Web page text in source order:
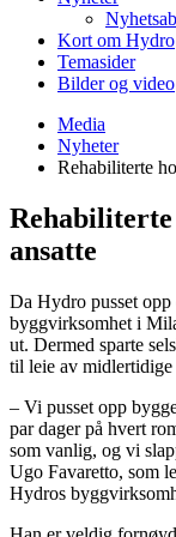
Kort om Hydro
Temasider
Bilder og video
Media
Nyheter
Rehabiliterte
ansatte
Da Hydro pusset opp
byggvirksomhet i
ut. Dermed sparte
til leie av
– Vi pusset opp
par dager på hvert
som vanlig, og vi
Ugo Favaretto, som
Hydros